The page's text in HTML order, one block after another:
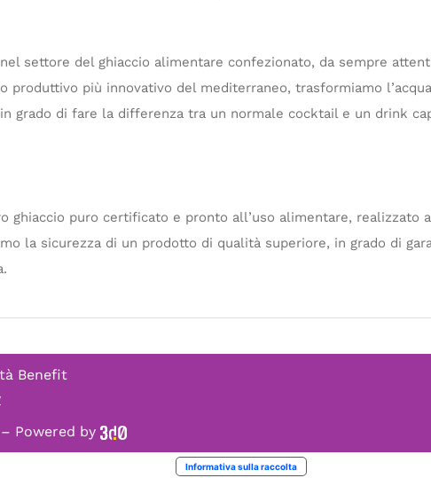
settore del ghiaccio alimentare confezionato, da sempre
produttivo più innovativo del mediterraneo, trasformiamo
grado di fare la differenza tra un normale cocktail e un drink
ghiaccio puro certificato e pronto all’uso alimentare, realizzato
la sicurezza di un prodotto di qualità superiore, in grado di
Benefit
Powered by
Informativa sulla raccolta